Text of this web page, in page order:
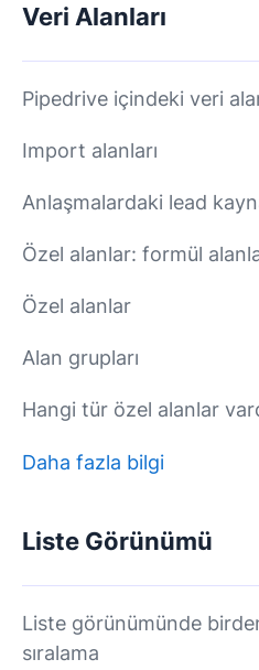
Veri Alanları
Pipedrive içindeki veri
Import alanları
Anlaşmalardaki lead
Özel alanlar: formül
Özel alanlar
Alan grupları
Hangi tür özel alanlar
Daha fazla bilgi
Liste Görünümü
Liste görünümünde
sıralama